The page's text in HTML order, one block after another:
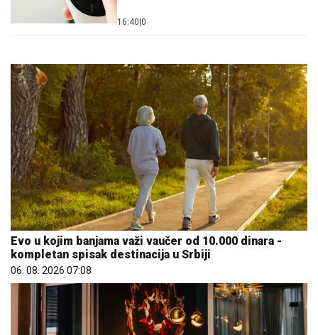
16:40 0
Evo u kojim banjama važi vaučer od 10.000 dinara -
kompletan spisak destinacija u Srbiji
06. 08. 2026 07:08